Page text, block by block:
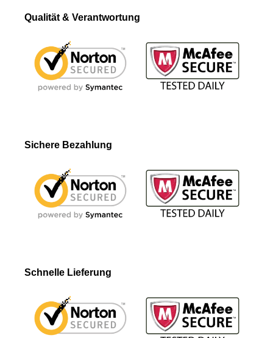
Qualität & Verantwortung
Sichere Bezahlung
Schnelle Lieferung